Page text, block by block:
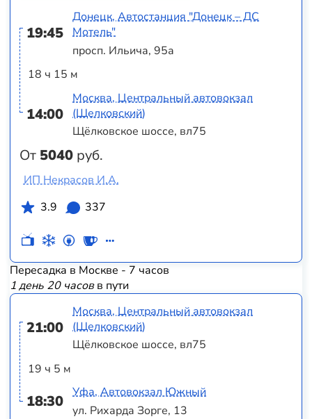
19:45
18 ч 15 м
14:00
От 5040 руб.
Донецк, Автостанция "Донецк – ДС
Мотель"
просп. Ильича, 95а
Москва, Центральный автовокзал
(Щелковский)
Щёлковское шоссе, вл75
ИП Некрасов И.А.
3.9
337
Пересадка в Москве - 7 часов
1 день 20 часовв пути
21:00
19 ч 5 м
18:30
Москва, Центральный автовокзал
(Щелковский)
Щёлковское шоссе, вл75
Уфа, Автовокзал Южный
ул. Рихарда Зорге, 13